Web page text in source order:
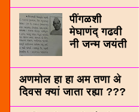
पींगळशी
मेघाणंद् गढवी
नी जन्म जयंती
अणमोल हा हा अम तणा अे
दिवस क्यां जाता रह्या ???